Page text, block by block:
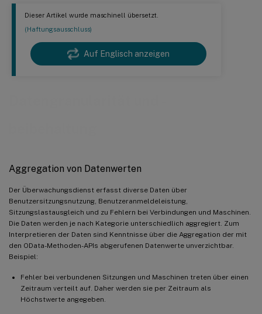
Dieser Artikel wurde maschinell übersetzt.
(Haftungsausschluss)
Auf Englisch anzeigen
Aggregation von Datenwerten
Der Überwachungsdienst erfasst diverse Daten über
Benutzersitzungsnutzung, Benutzeranmeldeleistung,
Sitzungslastausgleich und zu Fehlern bei Verbindungen und Maschinen.
Die Daten werden je nach Kategorie unterschiedlich aggregiert. Zum
Interpretieren der Daten sind Kenntnisse über die Aggregation der mit
den OData-Methoden-APIs abgerufenen Datenwerte unverzichtbar.
Beispiel:
Fehler bei verbundenen Sitzungen und Maschinen treten über einen
Zeitraum verteilt auf. Daher werden sie per Zeitraum als
Höchstwerte angegeben.